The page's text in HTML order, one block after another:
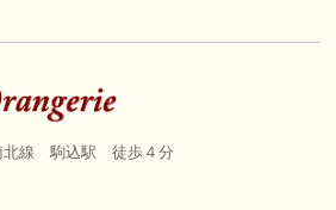
北線 駒込駅 徒歩４分